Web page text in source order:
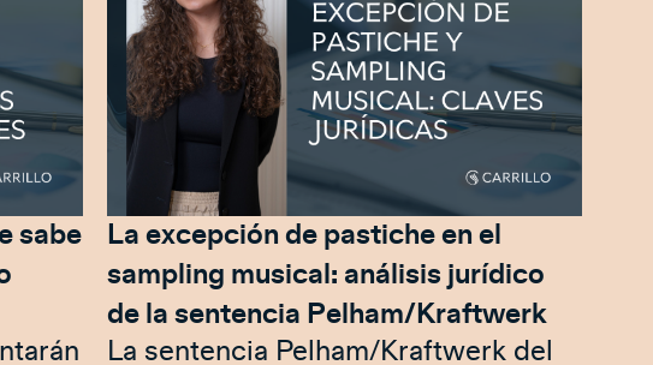
sabe
La excepción de pastiche en el
sampling musical: análisis jurídico
de la sentencia Pelham/Kraftwerk
La sentencia Pelham/Kraftwerk del